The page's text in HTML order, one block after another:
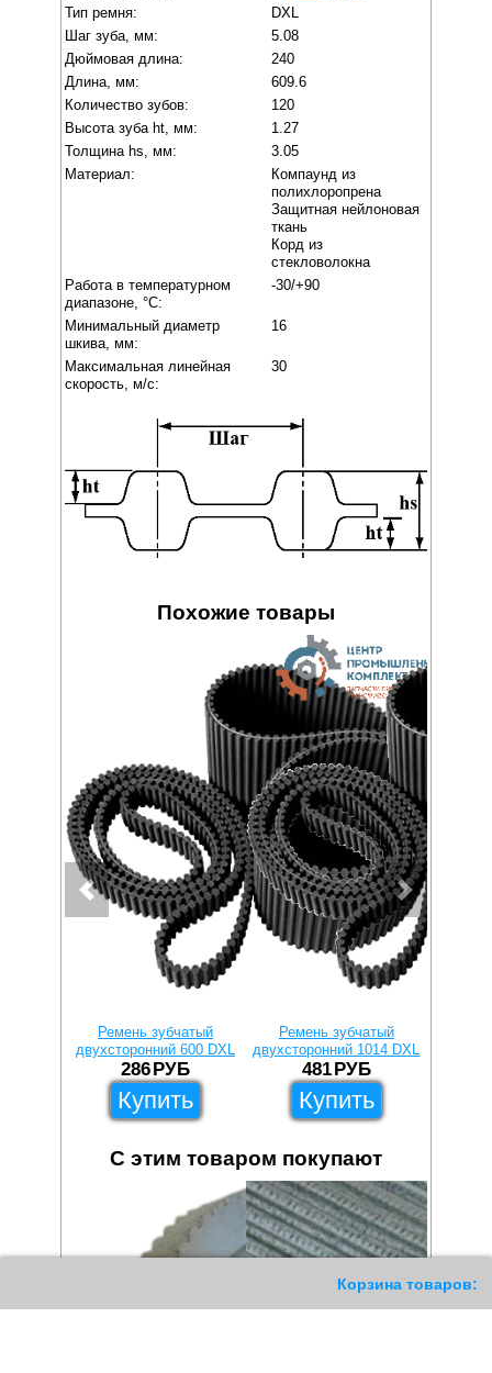
Корзина товаров:
Тип ремня:
DXL
Шаг зуба, мм:
5.08
Дюймовая длина:
240
Длина, мм:
609.6
Количество зубов:
120
Высота зуба ht, мм:
1.27
Толщина hs, мм:
3.05
Материал:
Компаунд из
полихлоропрена
Защитная нейлоновая
ткань
Корд из
стекловолокна
Работа в температурном
диапазоне, °C:
-30/+90
Минимальный диаметр
шкива, мм:
16
Максимальная линейная
скорость, м/с:
30
Похожие товары
Ремень зубчатый
двухсторонний 600 DXL
286 РУБ
Купить
Ремень зубчатый
двухсторонний 1014 DXL
481 РУБ
Купить
С этим товаром покупают
84